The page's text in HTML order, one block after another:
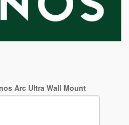
Arc Ultra Wall Mount